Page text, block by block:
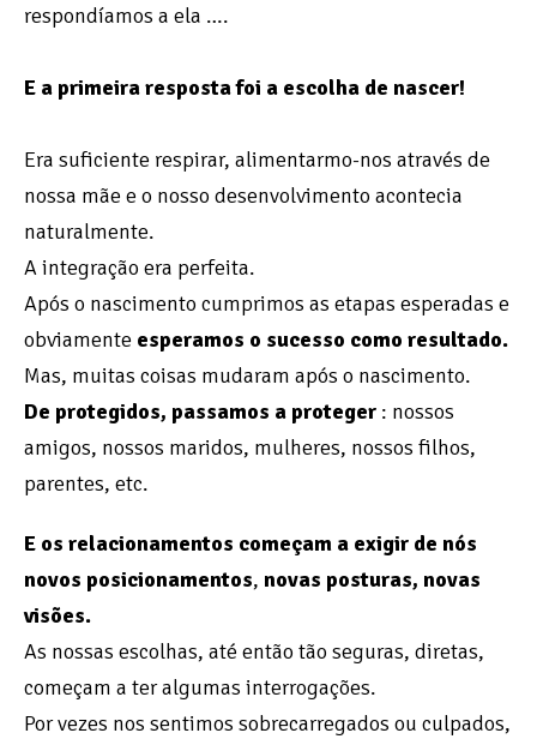
respondíamos a ela ….
E a primeira resposta foi a escolha de nascer!
Era suficiente respirar, alimentarmo-nos através de
nossa mãe e o nosso desenvolvimento acontecia
naturalmente.
A integração era perfeita.
Após o nascimento cumprimos as etapas esperadas e
obviamente esperamos o sucesso como resultado.
Mas, muitas coisas mudaram após o nascimento.
De protegidos, passamos a proteger : nossos
amigos, nossos maridos, mulheres, nossos filhos,
parentes, etc.
E os relacionamentos começam a exigir de nós
novos posicionamentos, novas posturas, novas
visões.
As nossas escolhas, até então tão seguras, diretas,
começam a ter algumas interrogações.
Por vezes nos sentimos sobrecarregados ou culpados,